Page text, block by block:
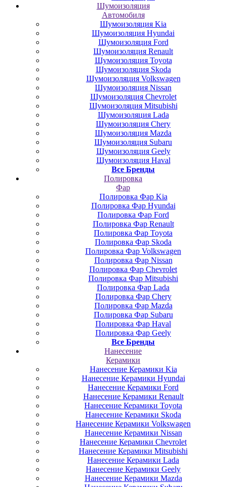
Шумоизоляция
Автомобиля
Шумоизоляция Kia
Шумоизоляция Hyundai
Шумоизоляция Ford
Шумоизоляция Renault
Шумоизоляция Toyota
Шумоизоляция Skoda
Шумоизоляция Volkswagen
Шумоизоляция Nissan
Шумоизоляция Chevrolet
Шумоизоляция Mitsubishi
Шумоизоляция Lada
Шумоизоляция Chery
Шумоизоляция Mazda
Шумоизоляция Subaru
Шумоизоляция Geely
Шумоизоляция Haval
Все Бренды
Полировка
Фар
Полировка Фар Kia
Полировка Фар Hyundai
Полировка Фар Ford
Полировка Фар Renault
Полировка Фар Toyota
Полировка Фар Skoda
Полировка Фар Volkswagen
Полировка Фар Nissan
Полировка Фар Chevrolet
Полировка Фар Mitsubishi
Полировка Фар Lada
Полировка Фар Chery
Полировка Фар Mazda
Полировка Фар Subaru
Полировка Фар Haval
Полировка Фар Geely
Все Бренды
Нанесение
Керамики
Нанесение Керамики Kia
Нанесение Керамики Hyundai
Нанесение Керамики Ford
Нанесение Керамики Renault
Нанесение Керамики Toyota
Нанесение Керамики Skoda
Нанесение Керамики Volkswagen
Нанесение Керамики Nissan
Нанесение Керамики Chevrolet
Нанесение Керамики Mitsubishi
Нанесение Керамики Lada
Нанесение Керамики Geely
Нанесение Керамики Mazda